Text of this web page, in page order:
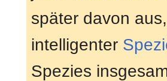
später davon
intelligenter
Spezies